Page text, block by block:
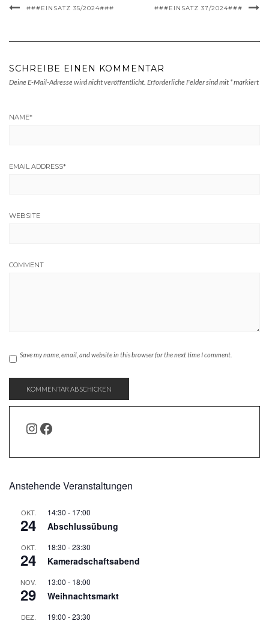
###EINSATZ 35/2024### ###EINSATZ 37/2024###
SCHREIBE EINEN KOMMENTAR
Deine E-Mail-Adresse wird nicht veröffentlicht. Erforderliche Felder sind mit *markiert
NAME*
EMAIL ADDRESS*
WEBSITE
COMMENT
Save my name, email, and website in this browser for the next time I comment.
INSTAGRAM
FACEBOOK
Anstehende Veranstaltungen
OKT.
24
14:30 - 17:00
Abschlussübung
OKT.
24
18:30 -23:30
Kameradschaftsabend
NOV.
29
13:00 - 18:00
Weihnachtsmarkt
DEZ. 19:00 -23:30